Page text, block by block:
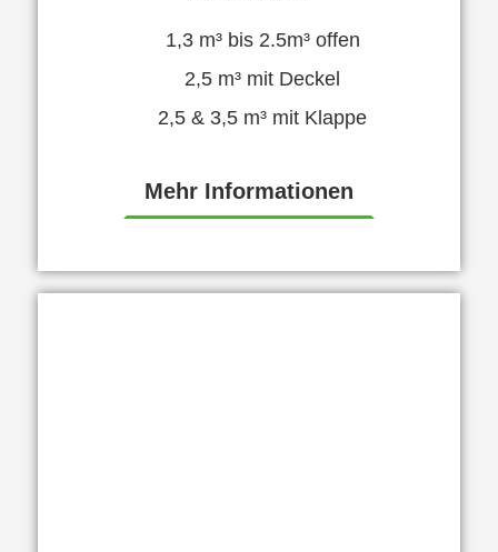
1,3 m³ bis 2.5m³ offen
2,5 m³ mit Deckel
2,5 & 3,5 m³ mit Klappe
Mehr Informationen